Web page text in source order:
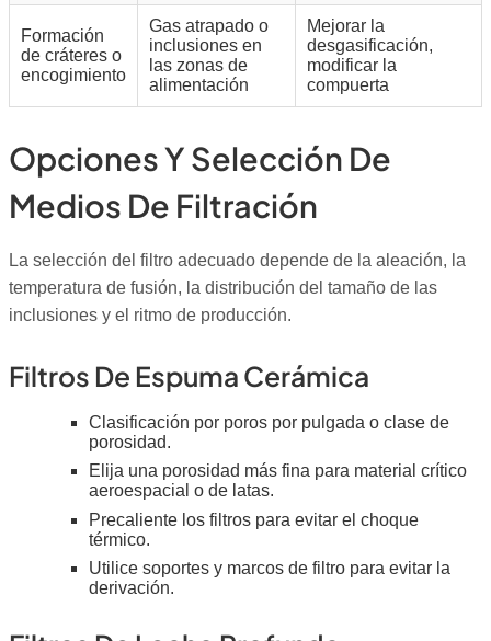
Formación
de cráteres o
encogimiento
Gas atrapado o
inclusiones en
las zonas de
alimentación
Mejorar la
desgasificación,
modificar la
compuerta
Opciones Y Selección De
Medios De Filtración
La selección del filtro adecuado depende de la aleación, la
temperatura de fusión, la distribución del tamaño de las
inclusiones y el ritmo de producción.
Filtros De Espuma Cerámica
Clasificación por poros por pulgada o clase de
porosidad.
Elija una porosidad más fina para material crítico
aeroespacial o de latas.
Precaliente los filtros para evitar el choque
térmico.
Utilice soportes y marcos de filtro para evitar la
derivación.